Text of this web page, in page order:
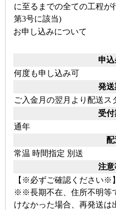
に至るまでの全ての工程が
第3号に該当)
お申し込みについて
申
何度も申し込み可
発送
ご入金月の翌月より配送ス
受付
通年
配
常温 時間指定 別送
注
【※必ずご確認ください※】
※※長期不在、住所不明等
けなかった場合、再発送は